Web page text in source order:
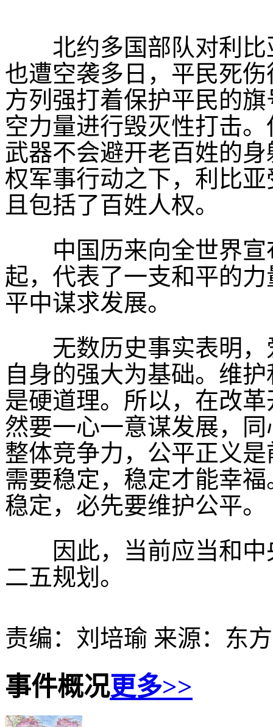
北约多国部队对利比
也遭空袭多日，平民死
方列强打着保护平民的
空力量进行毁灭性打击
武器不会避开老百姓的
权军事行动之下，利比
且包括了百姓人权。
中国历来向全世界宣
起，代表了一支和平的
平中谋求发展。
无数历史事实表明，
自身的强大为基础。维
是硬道理。所以，在改
然要一心一意谋发展，
整体竞争力，公平正义
需要稳定，稳定才能幸
稳定，必先要维护公平。
因此，当前应当和中
二五规划。
责编：刘培瑜 来源：东
事件概况更多>>